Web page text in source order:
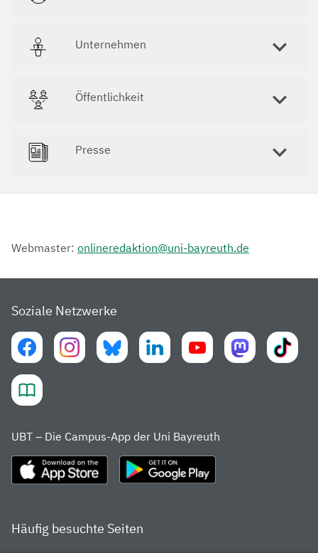
Bewerbung und Einschreibung
Allgemeines & Schulangebote
Tipps für Erstsemester
Termine im Studienjahr
Campusplan
Beratung und Service für Studierende
Unternehmen
Öffentlichkeit
Presse
Webmaster: onlineredaktion@uni-bayreuth.de
Soziale Netzwerke
UBT – Die Campus-App der Uni Bayreuth
Häufig besuchte Seiten